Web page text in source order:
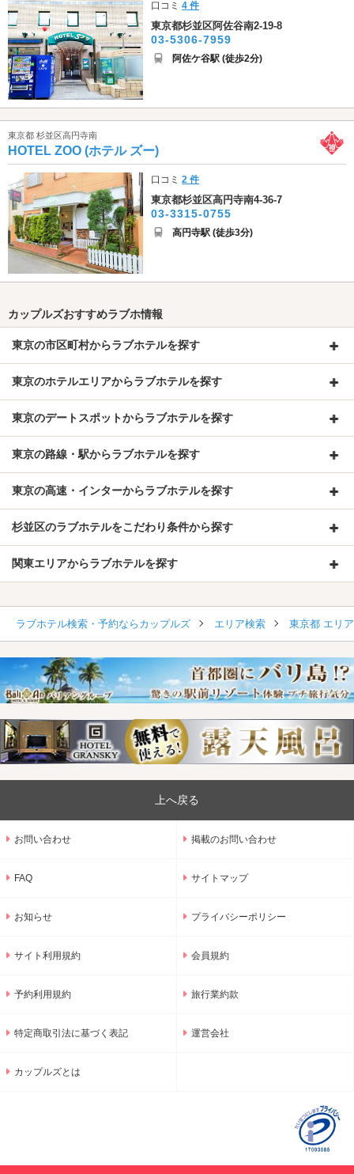
口コミ4 件
東京都杉並区阿佐谷南2-19-8
03-5306-7959
阿佐ケ谷駅 (徒歩2分)
東京都 杉並区高円寺南
HOTEL ZOO (ホテル ズー)
口コミ2 件
東京都杉並区高円寺南4-36-7
03-3315-0755
高円寺駅 (徒歩3分)
カップルズおすすめラブホ情報
東京の市区町村からラブホテルを探す
東京のホテルエリアからラブホテルを探す
東京のデートスポットからラブホテルを探す
東京の路線・駅からラブホテルを探す
東京の高速・インターからラブホテルを探す
杉並区のラブホテルをこだわり条件から探す
関東エリアからラブホテルを探す
ラブホテル検索・予約ならカップルズ エリア検索 東京都 エリ
上へ戻る
お問い合わせ 掲載のお問い合わせ
FAQ サイトマップ
お知らせ プライバシーポリシー
サイト利用規約 会員規約
予約利用規約 旅行業約款
特定商取引法に基づく表記 運営会社
カップルズとは